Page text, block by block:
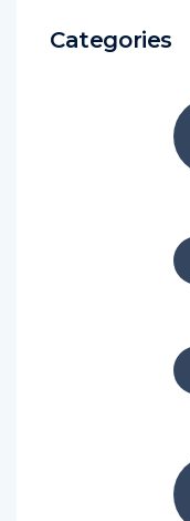
Categories